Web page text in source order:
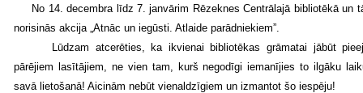
No 14. decembra līdz 7. janvārim Rēzeknes Centrālajā bibliotēkā un
norisinās akcija „Atnāc un iegūsti. Atlaide parādniekiem”.
Lūdzam atcerēties, ka ikvienai bibliotēkas grāmatai jābūt
pārējiem lasītājiem, ne vien tam, kurš negodīgi iemanījies to ilgāku
savā lietošanā! Aicinām nebūt vienaldzīgiem un izmantot šo iespēju!